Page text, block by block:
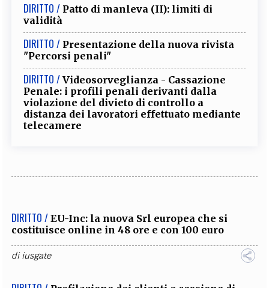
DIRITTO / Patto di manleva (II): limiti di
validità
DIRITTO / Presentazione della nuova rivista
"Percorsi penali"
DIRITTO / Videosorveglianza - Cassazione
Penale: i profili penali derivanti dalla
violazione del divieto di controllo a
distanza dei lavoratori effettuato mediante
telecamere
DIRITTO / EU-Inc: la nuova Srl europea che si
costituisce online in 48 ore e con 100 euro
diiusgate